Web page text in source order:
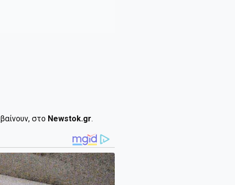
στο Newstok.gr.